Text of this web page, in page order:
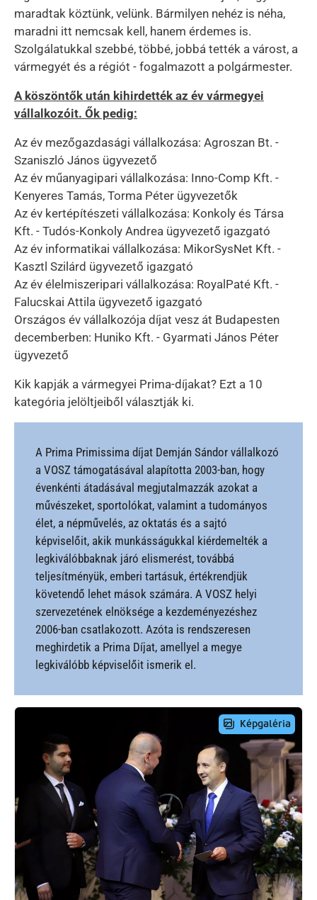
maradtak köztünk, velünk. Bármilyen nehéz is néha,
maradni itt nemcsak kell, hanem érdemes is.
Szolgálatukkal szebbé, többé, jobbá tették a várost, a
vármegyét és a régiót - fogalmazott a polgármester.
A köszöntők után kihirdették az év vármegyei
vállalkozóit. Ők pedig:
Az év mezőgazdasági vállalkozása: Agroszan Bt. -
Szaniszló János ügyvezető
Az év műanyagipari vállalkozása: Inno-Comp Kft. -
Kenyeres Tamás, Torma Péter ügyvezetők
Az év kertépítészeti vállalkozása: Konkoly és Társa
Kft. - Tudós-Konkoly Andrea ügyvezető igazgató
Az év informatikai vállalkozása: MikorSysNet Kft. -
Kasztl Szilárd ügyvezető igazgató
Az év élelmiszeripari vállalkozása: RoyalPaté Kft. -
Falucskai Attila ügyvezető igazgató
Országos év vállalkozója díjat vesz át Budapesten
decemberben: Huniko Kft. - Gyarmati János Péter
ügyvezető
Kik kapják a vármegyei Prima-díjakat? Ezt a 10
kategória jelöltjeiből választják ki.
A Prima Primissima díjat Demján Sándor vállalkozó
a VOSZ támogatásával alapította 2003-ban, hogy
évenkénti átadásával megjutalmazzák azokat a
művészeket, sportolókat, valamint a tudományos
élet, a népművelés, az oktatás és a sajtó
képviselőit, akik munkásságukkal kiérdemelték a
legkiválóbbaknak járó elismerést, továbbá
teljesítményük, emberi tartásuk, értékrendjük
követendő lehet mások számára. A VOSZ helyi
szervezetének elnöksége a kezdeményezéshez
2006-ban csatlakozott. Azóta is rendszeresen
meghirdetik a Prima Díjat, amellyel a megye
legkiválóbb képviselőit ismerik el.
Preview Image